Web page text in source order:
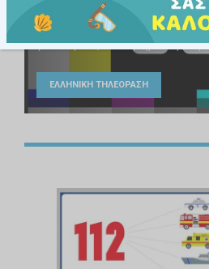
Εθνικές Οδηγίες
για Λόγους Αισθητηριακής
ΕΛΛΗΝΙΚΗ ΤΗΛΕΟΡΑΣΗ